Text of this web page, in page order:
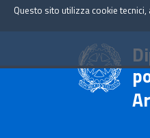
Questo sito utilizza cookie